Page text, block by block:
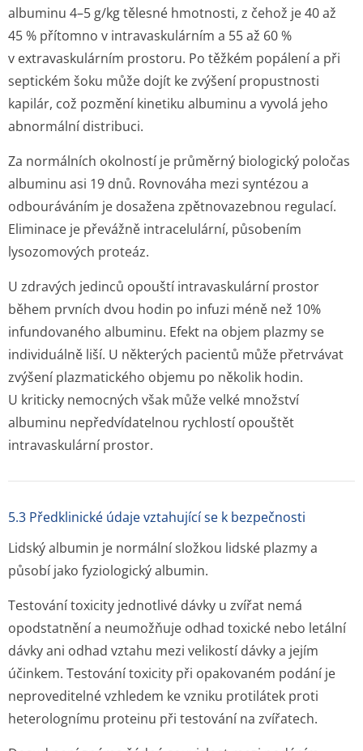
albuminu 4–5 g/kg tělesné hmotnosti, z čehož je 40 až
45 % přítomno v intravaskulárním a 55 až 60 %
v extravaskulárním prostoru. Po těžkém popálení a při
septickém šoku může dojít ke zvýšení propustnosti
kapilár, což pozmění kinetiku albuminu a vyvolá jeho
abnormální distribuci.
Za normálních okolností je průměrný biologický poločas
albuminu asi 19 dnů. Rovnováha mezi syntézou a
odbouráváním je dosažena zpětnovazebnou regulací.
Eliminace je převážně intracelulární, působením
lysozomových proteáz.
U zdravých jedinců opouští intravaskulární prostor
během prvních dvou hodin po infuzi méně než 10%
infundovaného albuminu. Efekt na objem plazmy se
individuálně liší. U některých pacientů může přetrvávat
zvýšení plazmatického objemu po několik hodin.
U kriticky nemocných však může velké množství
albuminu nepředvídatelnou rychlostí opouštět
intravaskulární prostor.
5.3 Předklinické údaje vztahující se k bezpečnosti
Lidský albumin je normální složkou lidské plazmy a
působí jako fyziologický albumin.
Testování toxicity jednotlivé dávky u zvířat nemá
opodstatnění a neumožňuje odhad toxické nebo letální
dávky ani odhad vztahu mezi velikostí dávky a jejím
účinkem. Testování toxicity při opakovaném podání je
neproveditelné vzhledem ke vzniku protilátek proti
heterolognímu proteinu při testování na zvířatech.